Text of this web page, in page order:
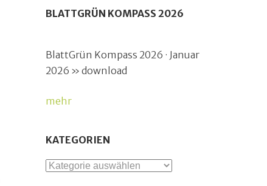
BLATTGRÜN KOMPASS 2026
BlattGrün Kompass 2026 · Januar
2026 » download
mehr
KATEGORIEN
Kategorien